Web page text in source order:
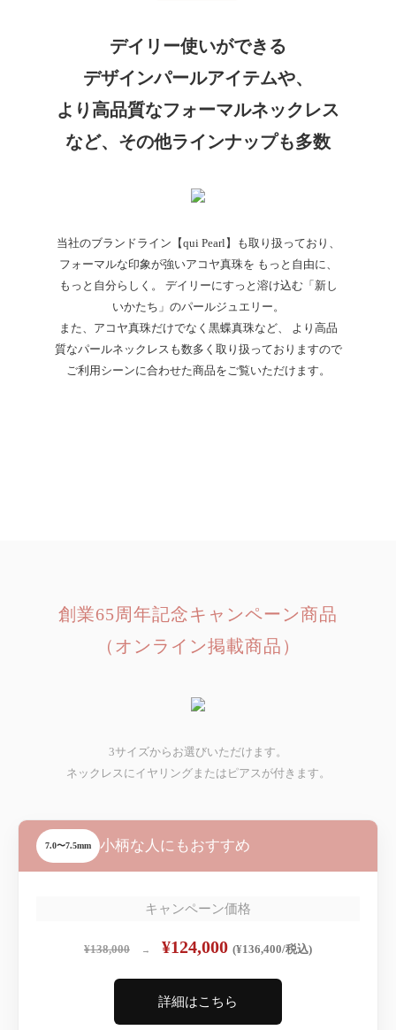
デイリー使いができる
デザインパールアイテムや、
より高品質なフォーマルネックレス
など、その他ラインナップも多数
当社のブランドライン【qui Pearl】も取り扱っており、
フォーマルな印象が強いアコヤ真珠を もっと自由に、
もっと自分らしく。 デイリーにすっと溶け込む「新し
いかたち」のパールジュエリー。
また、アコヤ真珠だけでなく黒蝶真珠など、 より高品
質なパールネックレスも数多く取り扱っておりますので
ご利用シーンに合わせた商品をご覧いただけます。
創業65周年記念キャンペーン商品
（オンライン掲載商品）
3サイズからお選びいただけます。
ネックレスにイヤリングまたはピアスが付きます。
7.0〜7.5mm 小柄な人にもおすすめ
キャンペーン価格
¥138,000 → ¥124,000 (¥136,400/税込)
詳細はこちら